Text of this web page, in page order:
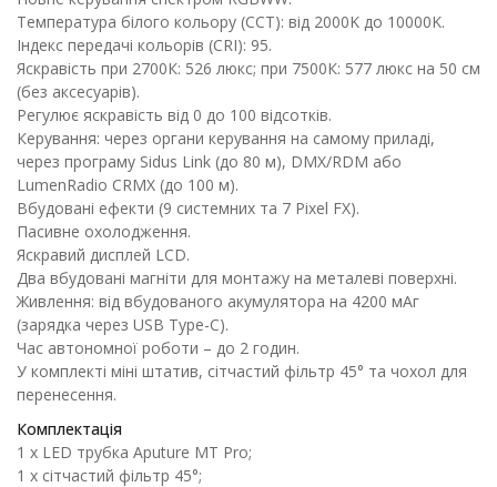
Температура білого кольору (CCT): від 2000K до 10000K.
Індекс передачі кольорів (CRI): 95.
Яскравість при 2700К: 526 люкс; при 7500К: 577 люкс на 50 см
(без аксесуарів).
Регулює яскравість від 0 до 100 відсотків.
Керування: через органи керування на самому приладі,
через програму Sidus Link (до 80 м), DMX/RDM або
LumenRadio CRMX (до 100 м).
Вбудовані ефекти (9 системних та 7 Pixel FX).
Пасивне охолодження.
Яскравий дисплей LCD.
Два вбудовані магніти для монтажу на металеві поверхні.
Живлення: від вбудованого акумулятора на 4200 мАг
(зарядка через USB Type-C).
Час автономної роботи – до 2 годин.
У комплекті міні штатив, сітчастий фільтр 45° та чохол для
перенесення.
Комплектація
1 х LED трубка Aputure MT Pro;
1 х сітчастий фільтр 45°;